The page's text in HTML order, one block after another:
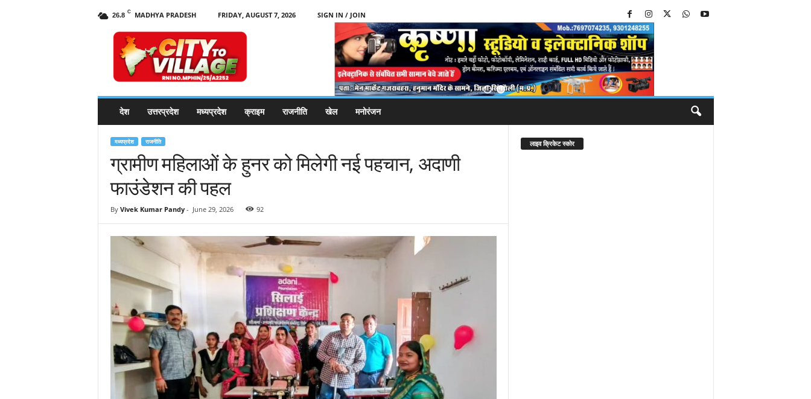
26.8 C MADHYA PRADESH FRIDAY, AUGUST 7, 2026
SIGN IN / JOIN
देश उत्तरप्रदेश मध्यप्रदेश क्राइम राजनीति खेल मनोरंजन
मध्यप्रदेश राजनीति
ग्रामीण महिलाओं के हुनर को मिलेगी नई पहचान, अदाणी
फाउंडेशन की पहल
By Vivek Kumar Pandy- June 29, 2026 92
लाइव क्रिकेट स्कोर